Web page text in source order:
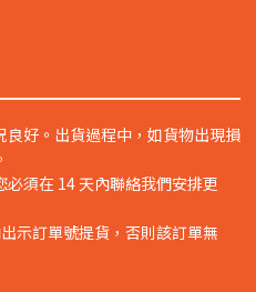
好。出貨過程中，如貨物出現損
須在 14 天內聯絡我們安排更
示訂單號提貨，否則該訂單無